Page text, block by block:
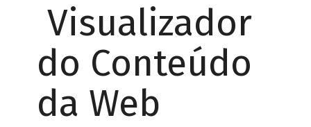
Visualizador
do Conteúdo
da Web